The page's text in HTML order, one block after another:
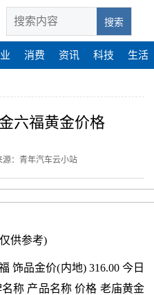
搜索
消费 资讯 科技 生活
六福黄金价格
源：青年汽车云小站
供参考)
饰品金价(内地) 316.00 今日
称 产品名称 价格 老庙黄金